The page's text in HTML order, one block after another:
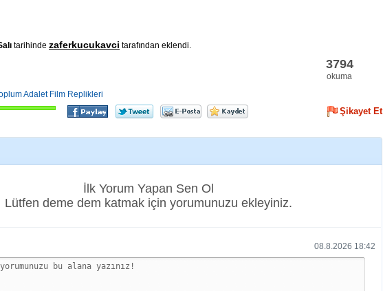
tarihinde zaferkucukavci tarafından eklendi.
Adalet Film Replikleri
3794
okuma
Şikayet Et
İlk Yorum Yapan Sen Ol
Lütfen deme dem katmak için yorumunuzu ekleyiniz.
08.8.2026 18:42